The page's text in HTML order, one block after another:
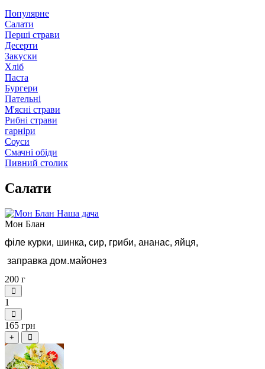
Популярне
Салати
Перші страви
Десерти
Закуски
Хліб
Паста
Бургери
Пательні
М'ясні страви
Рибні страви
гарніри
Соуси
Смачні обіди
Пивний столик
Салати
Мон Блан
філе курки, шинка, сир, гриби, ананас, яйця,
заправка дом.майонез
200 г
1
165 грн
+